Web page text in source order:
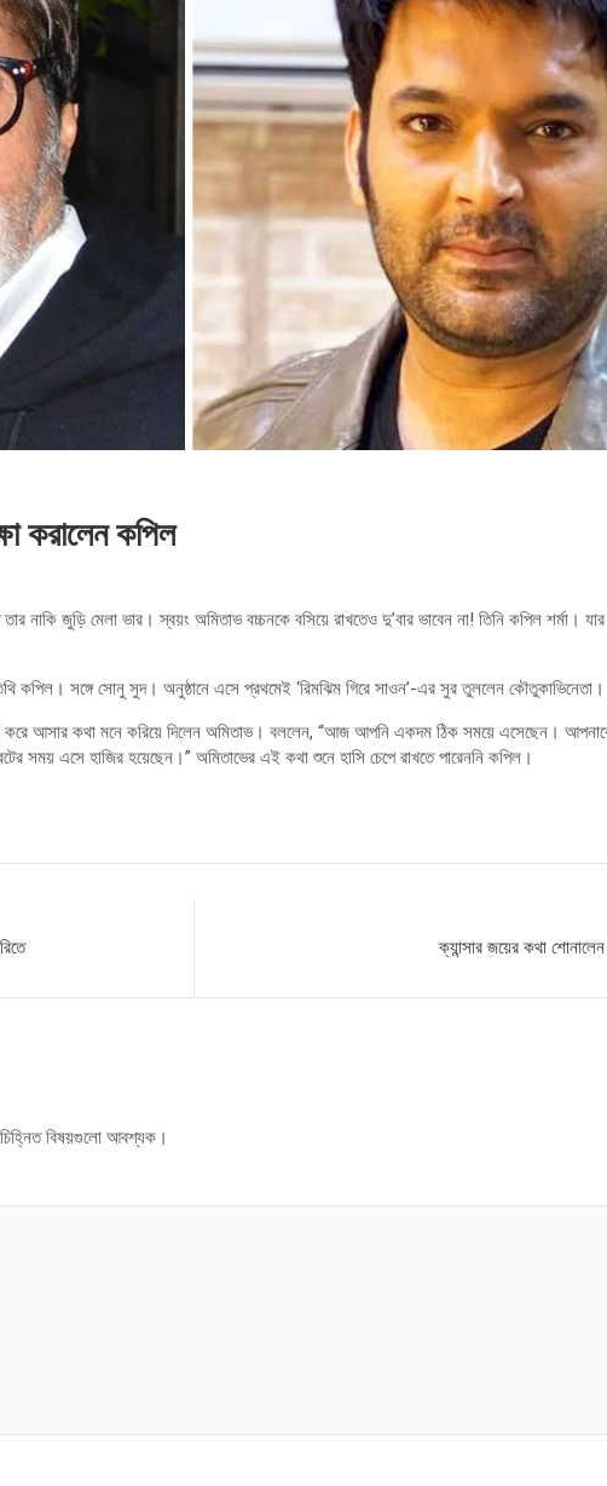
করালেন কপিল
নাকি জুড়ি মেলা ভার। স্বয়ং অমিতাভ বচ্চনকে বসিয়ে রাখতেও দু’বার ভাবেন না! তিনি কপিল শর্মা।
কপিল। সঙ্গে সোনু সুদ। অনুষ্ঠানে এসে প্রথমেই ‘রিমঝিম গিরে সাওন’-এর সুর তুললেন কৌতুকাভিনেতা।
করে আসার কথা মনে করিয়ে দিলেন অমিতাভ। বললেন, “আজ আপনি একদম ঠিক সময়ে এসেছেন।
সময় এসে হাজির হয়েছেন।” অমিতাভের এই কথা শুনে হাসি চেপে রাখতে পারেননি কপিল।
ক্যান্সার জয়ের কথা শোনালেন
চিহ্নিত বিষয়গুলো আবশ্যক।